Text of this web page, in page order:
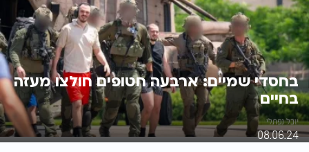
בחסדי שמיים: ארבעה חטופים חולצו מעזה
בחיים
יובל נפתלי
08.06.24